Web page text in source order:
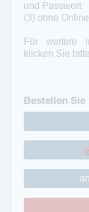
und Passwort
(3) ohne
Für weitere
klicken Sie
Bestellen Sie